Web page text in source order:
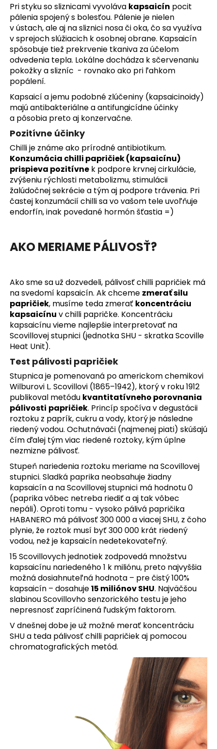
Pri styku so sliznicami vyvoláva kapsaicín pocit
pálenia spojený s bolesťou. Pálenie je nielen
v ústach, ale aj na sliznici nosa či oka, čo sa využíva
v sprejoch slúžiacich k osobnej obrane. Kapsaicín
spôsobuje tiež prekrvenie tkaniva za účelom
odvedenia tepla. Lokálne dochádza k sčervenaniu
pokožky a slizníc - rovnako ako pri ľahkom
popálení.
Kapsaicí a jemu podobné zlúčeniny (kapsaicinoidy)
majú antibakteriálne a antifungicídne účinky
a pôsobia preto aj konzervačne.
Pozitívne účinky
Chilli je známe ako prírodné antibiotikum.
Konzumácia chilli papričiek (kapsaicínu)
prispieva pozitívne k podpore krvnej cirkulácie,
zvýšeniu rýchlosti metabolizmu, stimulácii
žalúdočnej sekrécie a tým aj podpore trávenia. Pri
častej konzumácií chillisa vo vašom tele uvoľňuje
endorfín, inak povedané hormón šťastia =)
AKO MERIAME PÁLIVOSŤ?
Ako sme sa už dozvedeli, pálivosť chilli papričiek má
na svedomí kapsaicín. Ak chceme zmerať silu
papričiek, musíme teda zmerať koncentráciu
kapsaicínu v chilli papričke. Koncentráciu
kapsaicínu vieme najlepšie interpretovať na
Scovillovej stupnici (jednotka SHU - skratka Scoville
Heat Unit).
Test pálivosti papričiek
Stupnica je pomenovaná po americkom chemikovi
Wilburovi L. Scovillovi (1865–1942), ktorý v roku 1912
publikoval metódu kvantitatívneho porovnania
pálivosti papričiek. Princíp spočíva v degustácii
roztoku z paprík, cukru a vody, ktorý je následne
riedený vodou. Ochutnávači (najmenej piati) skúšajú
čím ďalej tým viac riedené roztoky, kým úplne
nezmizne pálivosť.
Stupeň nariedenia roztoku meriame na Scovillovej
stupnici. Sladká paprika neobsahuje žiadny
kapsaicín a na Scovillovej stupnici má hodnotu 0
(paprika vôbec netreba riediť a aj tak vôbec
nepáli). Oproti tomu - vysoko pálivá papričika
HABANERO má pálivosť 300 000 a viacej SHU, z čoho
plynie, že roztok musí byť 300 000 krát riedený
vodou, než je kapsaicín nedetekovateľný.
15 Scovillovych jednotiek zodpovedá množstvu
kapsaicínu nariedeného 1 k miliónu, preto najvyššia
možná dosiahnuteľná hodnota – pre čistý 100%
kapsaicín – dosahuje15 miliónov SHU. Najväčšou
slabinou Scovillovho senzorického testu je jeho
nepresnosť zapríčinená ľudským faktorom.
V dnešnej dobe je už možné merať koncentráciu
SHU a teda pálivosť chilli papričiek aj pomocou
chromatografických metód.
O
d
p
o
r
ú
č
a
m
e
ÁZIJSKÝ
SRIRACHA
BOX
€24,90